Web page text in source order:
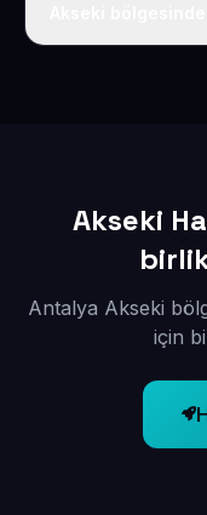
Akseki
Antalya Akseki
için